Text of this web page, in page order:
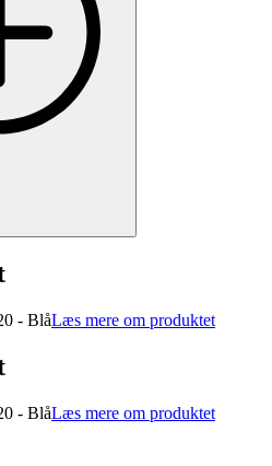
- BlåLæs mere om produktet
- BlåLæs mere om produktet